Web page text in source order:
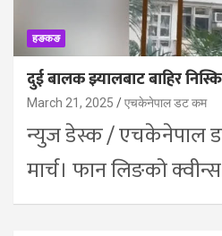
हङकङ
दुई बालक झ्यालबाट बाहिर
March 21, 2025 एचकेनेपाल डट कम
न्युज डेस्क / एचकेनेपाल
मार्च। फान लिङको